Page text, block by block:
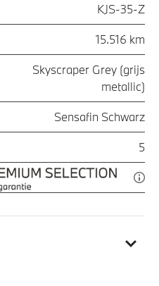
KJS-35-Z
15.516 km
Skyscraper Grey (grijs
metallic)
Sensafin Schwarz
5